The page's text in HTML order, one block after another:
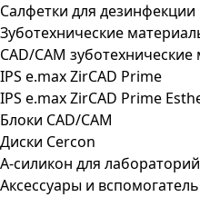
Салфетки для дезинфекции
Зуботехнические
CAD/CAM
IPS e.max ZirCAD Prime
IPS e.max ZirCAD Prime
Блоки CAD/CAM
Диски Cercon
А-силикон для лабораторий
Аксессуары и